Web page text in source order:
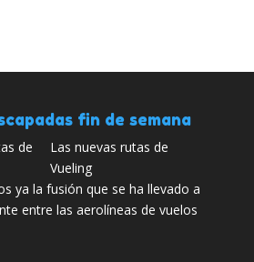
fin de semana
Las nuevas rutas de
Vueling
ya la fusión que se ha llevado a
entre las aerolíneas de vuelos